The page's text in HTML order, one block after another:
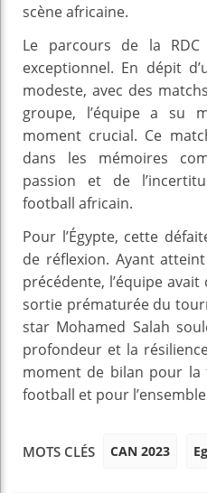
scène africaine.
Le parcours de la
exceptionnel. En dépit
modeste, avec des
groupe, l’équipe a su
moment crucial. Ce
dans les mémoires
passion et de
football africain.
Pour l’Égypte, cette
de réflexion. Ayant
précédente, l’équipe
sortie prématurée du
star Mohamed Salah
profondeur et la résilience
moment de bilan pour la
football et pour l’ensemble
MOTS CLÉS CAN 2023